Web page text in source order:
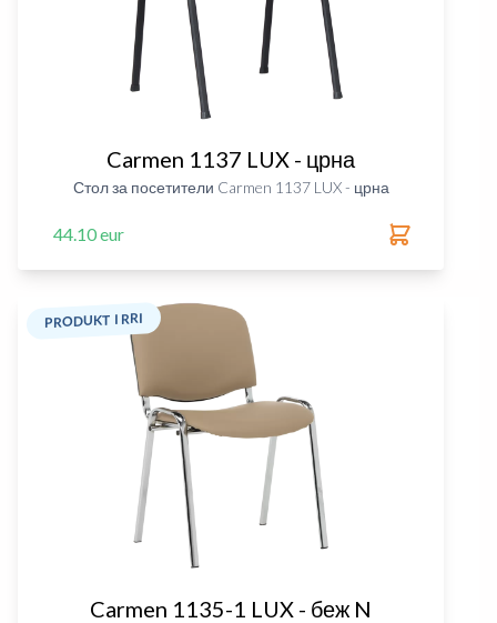
Carmen 1137 LUX - црна
Стол за посетители Carmen 1137 LUX - црна
44.10 eur
PRODUKT I RRI
Carmen 1135-1 LUX - беж N